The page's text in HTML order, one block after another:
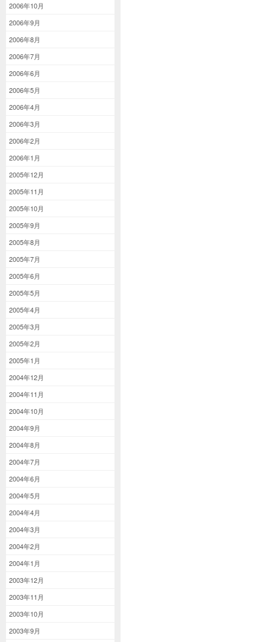
2006年10月
2006年9月
2006年8月
2006年7月
2006年6月
2006年5月
2006年4月
2006年3月
2006年2月
2006年1月
2005年12月
2005年11月
2005年10月
2005年9月
2005年8月
2005年7月
2005年6月
2005年5月
2005年4月
2005年3月
2005年2月
2005年1月
2004年12月
2004年11月
2004年10月
2004年9月
2004年8月
2004年7月
2004年6月
2004年5月
2004年4月
2004年3月
2004年2月
2004年1月
2003年12月
2003年11月
2003年10月
2003年9月